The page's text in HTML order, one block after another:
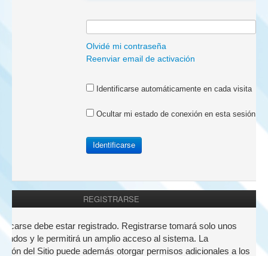
Olvidé mi contraseña
Reenviar email de activación
Identificarse automáticamente en cada visita
Ocultar mi estado de conexión en esta sesión
REGISTRARSE
debe estar registrado. Registrarse tomará solo unos
y le permitirá un amplio acceso al sistema. La
del Sitio puede además otorgar permisos adicionales a los